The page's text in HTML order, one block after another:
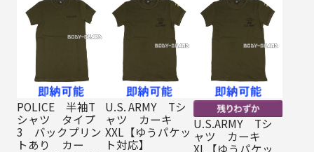
POLICE 半袖T
シャツ タイプ
3 バックプリン
トあり カー
U.S. ARMY Tシ
ャツ カーキ
XXL【ゆうパケッ
ト対応】
U.S.ARMY Tシ
ャツ カーキ
XL【ゆうパケッ